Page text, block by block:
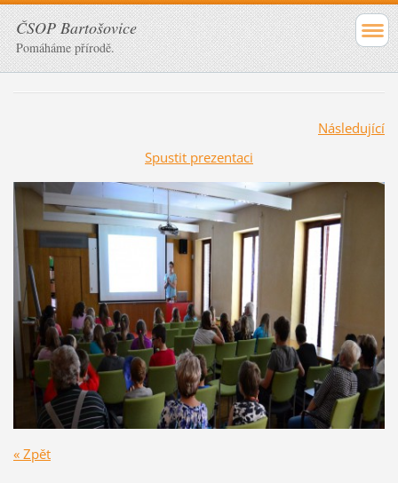
ČSOP Bartošovice
Pomáháme přírodě.
Následující
Spustit prezentaci
« Zpět